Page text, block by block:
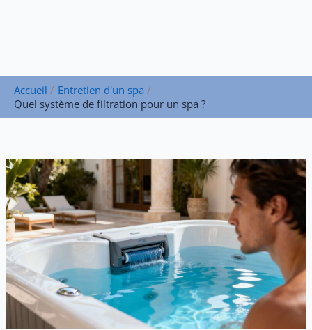
Accueil
Entretien d'un spa
Quel système de filtration pour un spa ?